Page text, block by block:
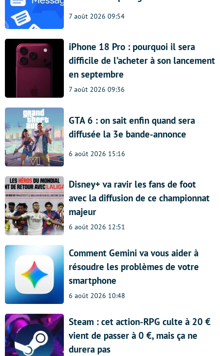
7 août 2026 09:54
iPhone 18 Pro : pourquoi il sera
difficile de l’acheter à son lancement
en septembre
7 août 2026 09:36
GTA 6 : on sait enfin quand sera
diffusée la 3e bande-annonce
6 août 2026 15:16
Disney+ va ravir les fans de foot
avec la diffusion de ce championnat
majeur
6 août 2026 12:51
Comment Gemini va vous aider à
résoudre les problèmes de votre
smartphone
6 août 2026 10:48
Steam : cet action-RPG culte à 20 €
vient de passer à 0 €, mais ça ne
durera pas